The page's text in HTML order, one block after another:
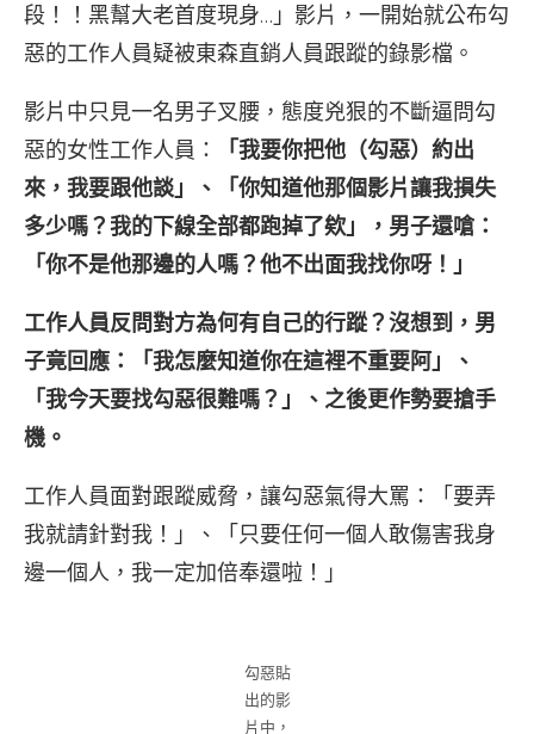
段！！黑幫大老首度現身…」影片，一開始就公布勾
惡的工作人員疑被東森直銷人員跟蹤的錄影檔。
影片中只見一名男子叉腰，態度兇狠的不斷逼問勾
惡的女性工作人員：
「我要你把他（勾惡）約出
來，我要跟他談」、「你知道他那個影片讓我損失
多少嗎？我的下線全部都跑掉了欸」，男子還嗆：
「你不是他那邊的人嗎？他不出面我找你呀！」
工作人員反問對方為何有自己的行蹤？沒想到，男
子竟回應：「我怎麼知道你在這裡不重要阿」、
「我今天要找勾惡很難嗎？」、之後更作勢要搶手
機。
工作人員面對跟蹤威脅，讓勾惡氣得大罵：「要弄
我就請針對我！」、「只要任何一個人敢傷害我身
邊一個人，我一定加倍奉還啦！」
勾惡貼
出的影
片中，